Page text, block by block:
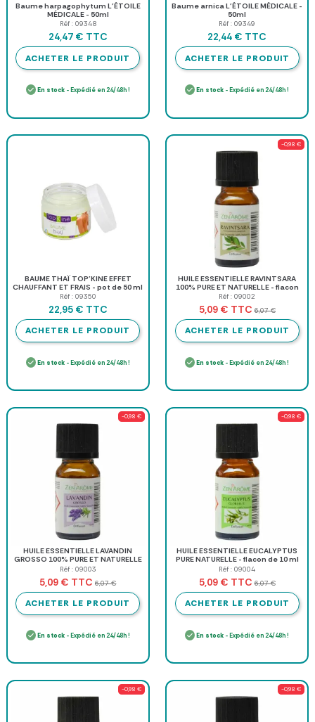
Baume harpagophytum L'ÉTOILE
MÉDICALE - 50ml
Réf : 09348
24,47 € TTC
ACHETER LE PRODUIT
En stock- Expédié en 24/48h !
Baume arnica L'ÉTOILE MÉDICALE -
50ml
Réf : 09349
22,44 € TTC
ACHETER LE PRODUIT
En stock - Expédié en 24/48h !
BAUME THAÏ TOP'KINE EFFET
CHAUFFANT ET FRAIS - pot de 50 ml
Réf : 09350
22,95 € TTC
ACHETER LE PRODUIT
En stock- Expédié en 24/48h !
-0,98 €
HUILE ESSENTIELLE RAVINTSARA
100% PURE ET NATURELLE - flacon
de 10 ml
Réf : 09002
5,09 € TTC 6,07 €
ACHETER LE PRODUIT
En stock - Expédié en 24/48h !
-0,98 €
HUILE ESSENTIELLE LAVANDIN
GROSSO 100% PURE ET NATURELLE
- flacon de 10 ml
Réf : 09003
5,09 € TTC 6,07 €
ACHETER LE PRODUIT
En stock- Expédié en 24/48h !
-0,98 €
HUILE ESSENTIELLE EUCALYPTUS
PURE NATURELLE - flacon de 10 ml
Réf : 09004
5,09 € TTC 6,07 €
ACHETER LE PRODUIT
En stock - Expédié en 24/48h !
-0,98 € -0,98 €